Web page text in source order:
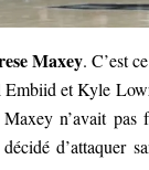
Maxey. C’est
et Kyle
n’avait pas
d’attaquer